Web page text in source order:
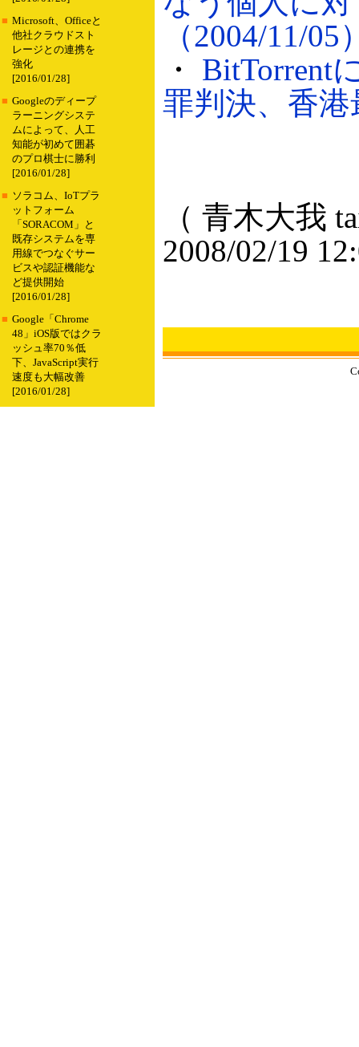
■ Microsoft、Officeと
他社クラウドスト
レージとの連携を
強化
[2016/01/28]
■ Googleのディープ
ラーニングシステ
ムによって、人工
知能が初めて囲碁
のプロ棋士に勝利
[2016/01/28]
■ ソラコム、IoTプラ
ットフォーム
「SORACOM」と
既存システムを専
用線でつなぐサー
ビスや認証機能な
ど提供開始
[2016/01/28]
■ Google「Chrome
48」iOS版ではクラ
ッシュ率70％低
下、JavaScript実行
速度も大幅改善
[2016/01/28]
（2004/11/05
・ BitTorrent
罪判決、香港
（ 青木大我
2008/02/19